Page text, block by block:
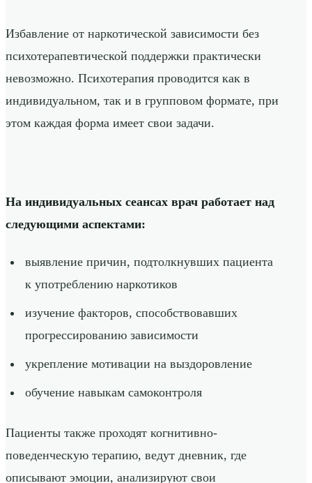
Избавление от наркотической зависимости без
психотерапевтической поддержки практически
невозможно. Психотерапия проводится как в
индивидуальном, так и в групповом формате, при
этом каждая форма имеет свои задачи.
На индивидуальных сеансах врач работает над
следующими аспектами:
выявление причин, подтолкнувших пациента
к употреблению наркотиков
изучение факторов, способствовавших
прогрессированию зависимости
укрепление мотивации на выздоровление
обучение навыкам самоконтроля
Пациенты также проходят когнитивно-
поведенческую терапию, ведут дневник, где
описывают эмоции, анализируют свои